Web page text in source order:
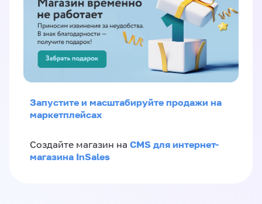
Запустите и масштабируйте продажи на
маркетплейсах
Создайте магазин на CMS для интернет-
магазина InSales